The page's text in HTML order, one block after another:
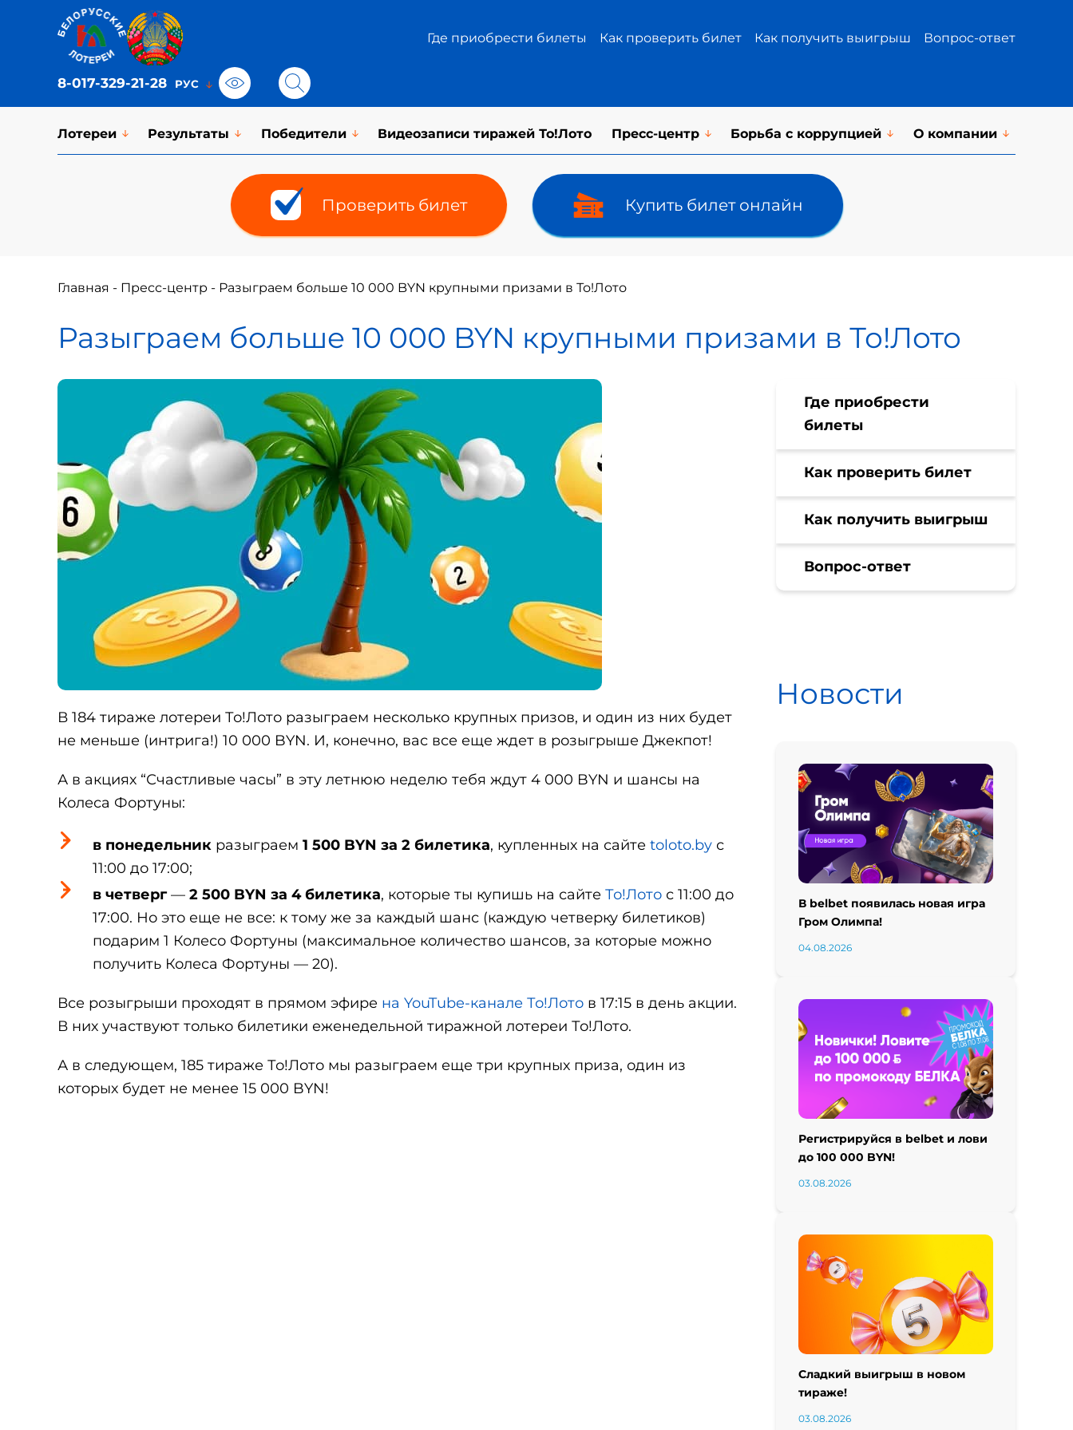
Где приобрести билеты Как проверить билет Как получить выигрыш Вопрос-ответ
8-017-329-21-28
Лотереи Результаты Победители Видеозаписи тиражей То!Лото Пресс-центр Борьба с коррупцией О компании
Проверить билет Купить билет онлайн
Главная - Пресс-центр - Разыграем больше 10 000 BYN крупными призами в То!Лото
Разыграем больше 10 000 BYN крупными призами в То!Лото
В 184 тираже лотереи То!Лото разыграем несколько крупных призов, и один из них будет
не меньше (интрига!) 10 000 BYN. И, конечно, вас все еще ждет в розыгрыше Джекпот!
А в акциях “Счастливые часы” в эту летнюю неделю тебя ждут 4 000 BYN и шансы на
Колеса Фортуны:
в понедельник разыграем 1 500 BYN за 2 билетика, купленных на сайте toloto.by с
11:00 до 17:00;
в четверг— 2 500 BYN за 4 билетика, которые ты купишь на сайте То!Лото с 11:00 до
17:00. Но это еще не все: к тому же за каждый шанс (каждую четверку билетиков)
подарим 1 Колесо Фортуны (максимальное количество шансов, за которые можно
получить Колеса Фортуны — 20).
Все розыгрыши проходят в прямом эфире на YouTube-канале То!Лото в 17:15 в день акции.
В них участвуют только билетики еженедельной тиражной лотереи То!Лото.
А в следующем, 185 тираже То!Лото мы разыграем еще три крупных приза, один из
которых будет не менее 15 000 BYN!
Где приобрести
билеты
Как проверить билет
Как получить выигрыш
Вопрос-ответ
Новости
В belbet появилась новая игра
Гром Олимпа!
04.08.2026
Регистрируйся в belbet и лови
до 100 000 BYN!
03.08.2026
Сладкий выигрыш в новом
тираже!
03.08.2026